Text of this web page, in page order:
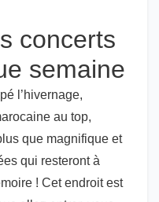
concerts
semaine
l’hivernage,
au top,
que magnifique et
qui resteront à
! Cet endroit est